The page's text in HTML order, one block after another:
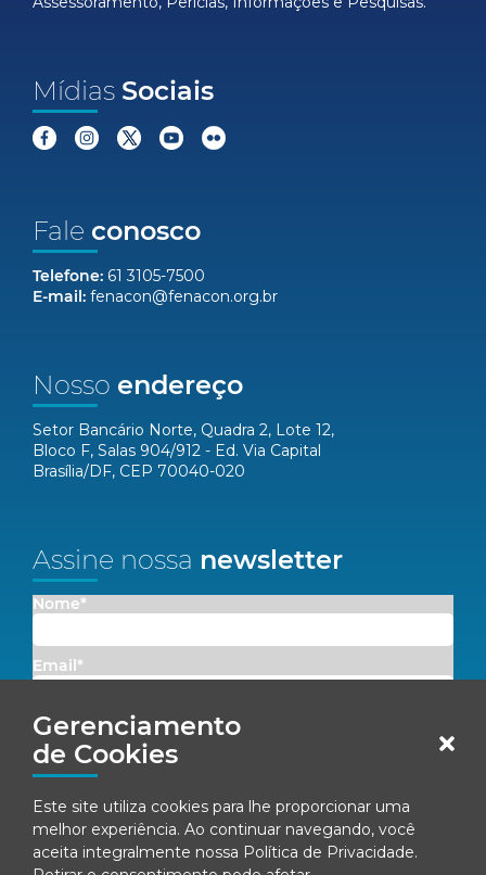
Gerenciamento
de Cookies
Este site utiliza cookies para lhe proporcionar uma
melhor experiência. Ao continuar navegando, você
aceita integralmente nossa Política de Privacidade.
Mídias Sociais
Fale conosco
Telefone: 61 3105-7500
E-mail: fenacon@fenacon.org.br
Nosso endereço
Setor Bancário Norte, Quadra 2, Lote 12,
Bloco F, Salas 904/912 - Ed. Via Capital
Brasília/DF, CEP 70040-020
Assine nossa newsletter
Nome*
Email*
Concordo em receber comunicações da Fenacon.
Ao se inscrever, você concorda com nossaPolítica de Privacidade